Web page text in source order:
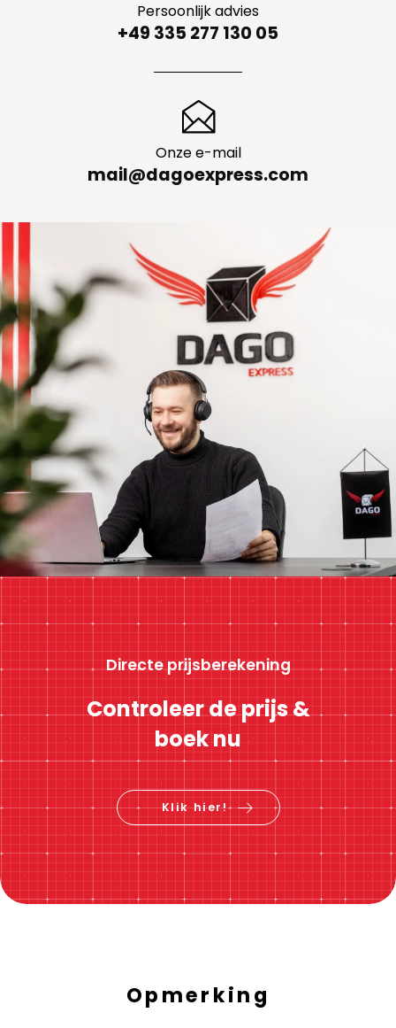
Persoonlijk advies
+49 335 277 130 05
Onze e-mail
mail@dagoexpress.com
Directe prijsberekening
Controleer de prijs &
boek nu
Klik hier!
Opmerking